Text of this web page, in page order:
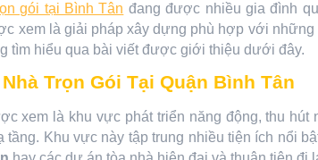
gói tại Bình Tân đang được nhiều gia đình
xem là giải pháp xây dựng phù hợp với
tìm hiểu qua bài viết được giới thiệu dưới đây.
Trọn Gói Tại Quận Bình Tân
xem là khu vực phát triển năng động, thu
tầng. Khu vực này tập trung nhiều tiện ích nổi